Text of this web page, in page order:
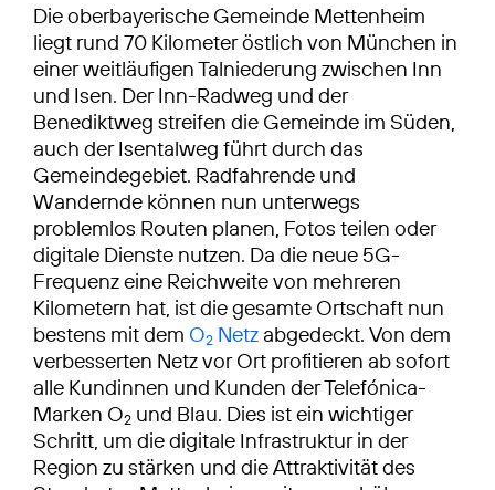
Die oberbayerische Gemeinde Mettenheim
liegt rund 70 Kilometer östlich von München in
einer weitläufigen Talniederung zwischen Inn
und Isen. Der Inn-Radweg und der
Benediktweg streifen die Gemeinde im Süden,
auch der Isentalweg führt durch das
Gemeindegebiet. Radfahrende und
Wandernde können nun unterwegs
problemlos Routen planen, Fotos teilen oder
digitale Dienste nutzen. Da die neue 5G-
Frequenz eine Reichweite von mehreren
Kilometern hat, ist die gesamte Ortschaft nun
bestens mit dem O2 Netz abgedeckt. Von dem
verbesserten Netz vor Ort profitieren ab sofort
alle Kundinnen und Kunden der Telefónica-
Marken O2 und Blau. Dies ist ein wichtiger
Schritt, um die digitale Infrastruktur in der
Region zu stärken und die Attraktivität des